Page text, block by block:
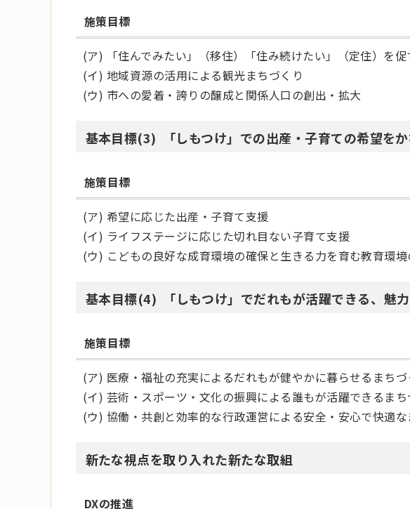
施策目標
(ア) 「住んでみたい」（移住）「住み続けたい」（定住）を
(イ) 地域資源の活用による観光まちづくり
(ウ) 市への愛着・誇りの醸成と関係人口の創出・拡大
基本目標(3) 「しもつけ」での出産・子育ての希望を
施策目標
(ア) 希望に応じた出産・子育て支援
(イ) ライフステージに応じた切れ目ない子育て支援
(ウ) こどもの良好な成育環境の確保と生きる力を育む教育環境
基本目標(4) 「しもつけ」でだれもが活躍できる、魅
施策目標
(ア) 医療・福祉の充実によるだれもが健やかに暮らせるまちづ
(イ) 芸術・スポーツ・文化の振興による誰もが活躍できるまち
(ウ) 協働・共創と効率的な行政運営による安全・安心で快適な
新たな視点を取り入れた新たな取組
DXの推進